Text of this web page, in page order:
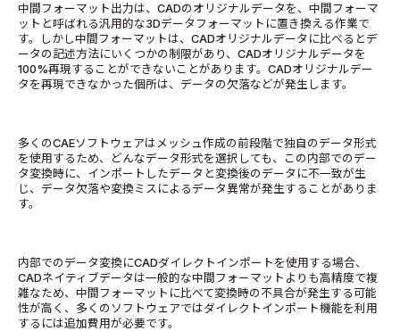
中間フォーマット出力は、CADのオリジナルデータを、中間フォーマ
ットと呼ばれる汎用的な3Dデータフォーマットに置き換える作業で
す。しかし中間フォーマットは、CADオリジナルデータに比べるとデ
ータの記述方法にいくつかの制限があり、CADオリジナルデータを
100%再現することができないことがあります。CADオリジナルデー
タを再現できなかった個所は、データの欠落などが発生します。
多くのCAEソフトウェアはメッシュ作成の前段階で独自のデータ形式
を使用するため、どんなデータ形式を選択しても、この内部でのデー
タ変換時に、インポートしたデータと変換後のデータに不一致が生
じ、データ欠落や変換ミスによるデータ異常が発生することがありま
す。
内部でのデータ変換にCADダイレクトインポートを使用する場合、
CADネイティブデータは一般的な中間フォーマットよりも高精度で複
雑なため、中間フォーマットに比べて変換時の不具合が発生する可能
性が高く、多くのソフトウェアではダイレクトインポート機能を利用
するには追加費用が必要です。